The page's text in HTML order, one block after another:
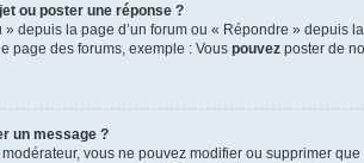
ou poster une réponse ?
depuis la page d’un forum ou « Répondre » depuis
page des forums, exemple : Vous pouvez poster de
un message ?
vous ne pouvez modifier ou supprimer